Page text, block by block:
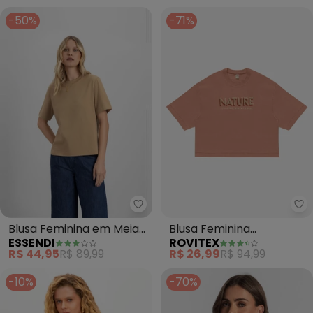
-50%
Essendi - Blusa Feminina em
Blusa Feminina em Meia
Malha (Marrom)
ESSENDI
R$ 44,95R$ 89,99
-71%
Blusa Feminina
Viscotorcion (Marrom)
ROVITEX
R$ 26,99R$ 94,99
-10%
-70%